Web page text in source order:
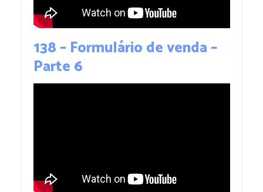
138 – Formulário de venda –
Parte 6